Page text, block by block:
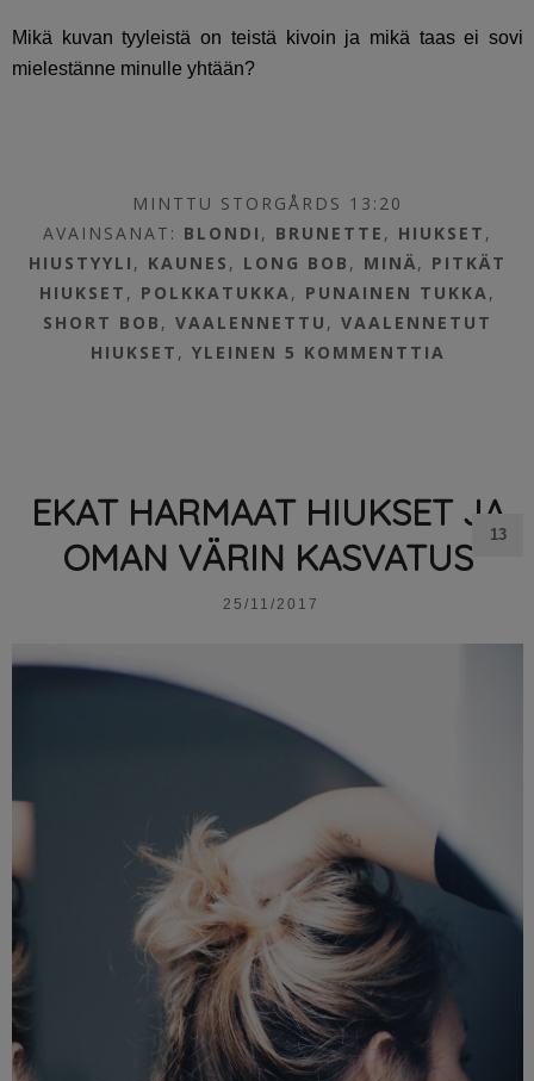
Mikä kuvan tyyleistä on teistä kivoin ja mikä taas ei sovi
mielestänne minulle yhtään?
MINTTU STORGÅRDS 13:20
AVAINSANAT: BLONDI , BRUNETTE , HIUKSET ,
HIUSTYYLI , KAUNES , LONG BOB , MINÄ, PITKÄT
HIUKSET , POLKKATUKKA, PUNAINEN TUKKA,
SHORT BOB ,VAALENNETTU ,VAALENNETUT
HIUKSET , YLEINEN 5 KOMMENTTIA
EKAT HARMAAT HIUKSET JA
OMAN VÄRIN KASVATUS
25/11/2017
13